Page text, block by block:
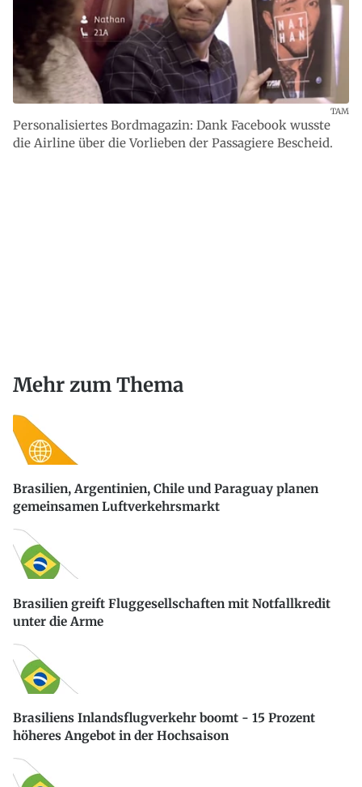
Personalisiertes Bordmagazin: Dank Facebook wusste
die Airline über die Vorlieben der Passagiere Bescheid.
TAM
Mehr zum Thema
Brasilien, Argentinien, Chile und Paraguay planen
gemeinsamen Luftverkehrsmarkt
Brasilien greift Fluggesellschaften mit Notfallkredit
unter die Arme
Brasiliens Inlandsflugverkehr boomt - 15 Prozent
höheres Angebot in der Hochsaison